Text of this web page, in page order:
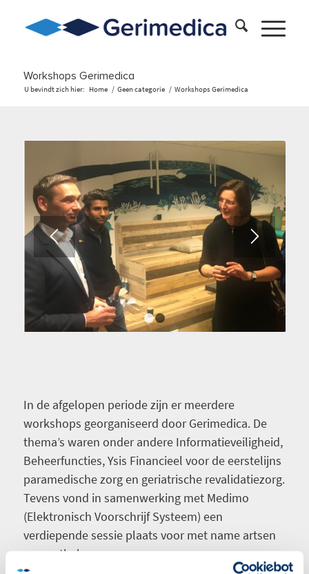
Workshops Gerimedica
U bevindt zich hier: Home / Geen categorie / Workshops Gerimedica
In de afgelopen periode zijn er meerdere
workshops georganiseerd door Gerimedica. De
thema’s waren onder andere Informatieveiligheid,
Beheerfuncties, Ysis Financieel voor de eerstelijns
paramedische zorg en geriatrische revalidatiezorg.
Tevens vond in samenwerking met Medimo
(Elektronisch Voorschrijf Systeem) een
verdiepende sessie plaats voor met name artsen
en apothekers.